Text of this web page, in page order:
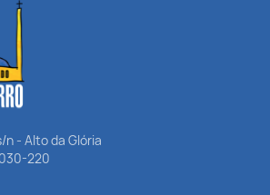
n - Alto da Glória
220